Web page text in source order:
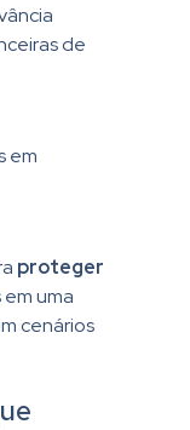
de
em
proteger
uma
cenários